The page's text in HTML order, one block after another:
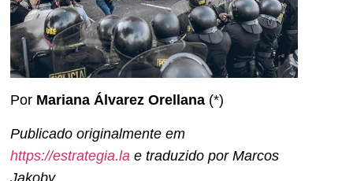
Por Mariana Álvarez Orellana (*)
Publicado originalmente em
https://estrategia.la e traduzido por Marcos
Jakoby